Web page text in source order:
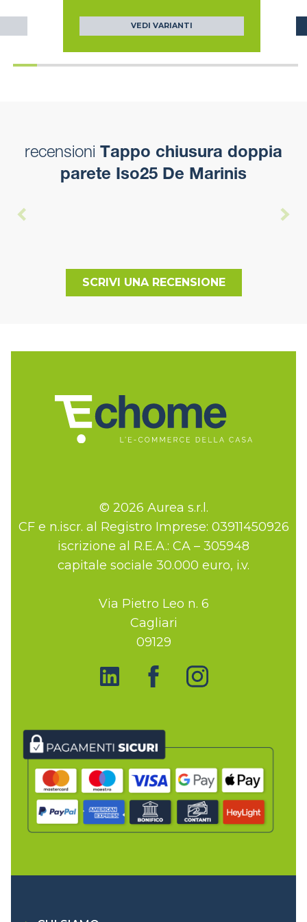
VEDI VARIANTI
recensioni Tappo chiusura doppia
parete Iso25 De Marinis
SCRIVI UNA RECENSIONE
© 2026 Aurea s.r.l.
CF e n.iscr. al Registro Imprese: 03911450926
iscrizione al R.E.A.: CA – 305948
capitale sociale 30.000 euro, i.v.
Via Pietro Leo n. 6
Cagliari
09129